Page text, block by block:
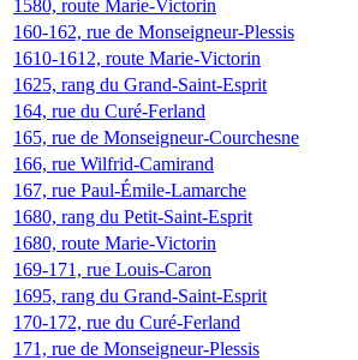
1580, route Marie-Victorin
160-162, rue de Monseigneur-Plessis
1610-1612, route Marie-Victorin
1625, rang du Grand-Saint-Esprit
164, rue du Curé-Ferland
165, rue de Monseigneur-Courchesne
166, rue Wilfrid-Camirand
167, rue Paul-Émile-Lamarche
1680, rang du Petit-Saint-Esprit
1680, route Marie-Victorin
169-171, rue Louis-Caron
1695, rang du Grand-Saint-Esprit
170-172, rue du Curé-Ferland
171, rue de Monseigneur-Plessis